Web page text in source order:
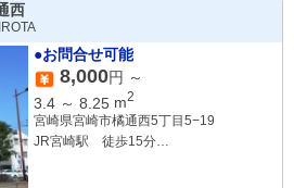
西
●お問合せ可能
8,000円 ～
3.4 ～ 8.25 m2
宮崎県宮崎市橘通西5丁目5−19
JR宮崎駅 徒歩15分